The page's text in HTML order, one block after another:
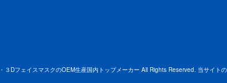
DフェイスマスクのOEM生産国内トップメーカー All Rights Reserved. 当サイト